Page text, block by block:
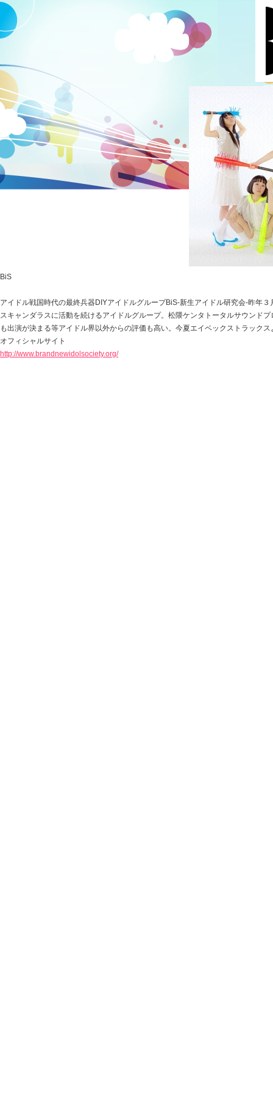
BiS
アイドル戦国時代の最終兵器DIYアイドルグループBiS-新生アイドル研究会-昨年
スキャンダラスに活動を続けるアイドルグループ。松隈ケンタトータルサウンド
も出演が決まる等アイドル界以外からの評価も高い。今夏エイベックストラック
オフィシャルサイト
http://www.brandnewidolsociety.org/